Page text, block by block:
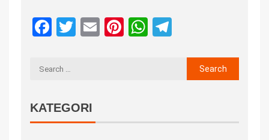
Facebook
Twitter
EmailPinterest
WhatsApp
KATEGORI